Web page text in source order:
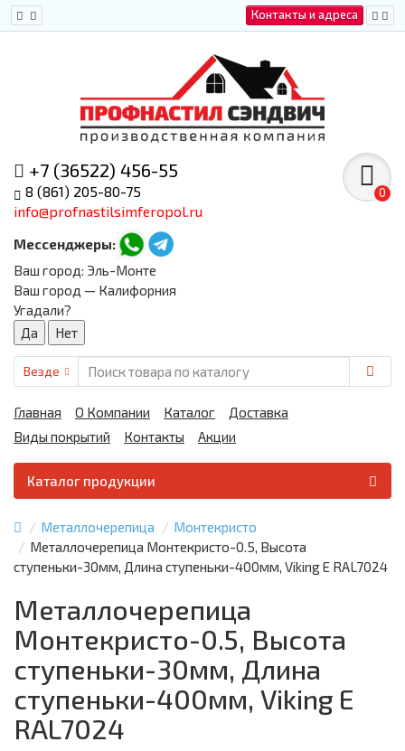
Контакты и адреса
+7 (36522) 456-55
8 (861) 205-80-75
info@profnastilsimferopol.ru
Мессенджеры:
0
Ваш город: Эль-Монте
Ваш город — Калифорния
Угадали?
Везде
Главная О Компании Каталог
Доставка
Виды покрытий
Контакты Акции
Каталог продукции
Металлочерепица
Монтекристо
Металлочерепица Монтекристо-0.5, Высота
ступеньки-30мм, Длина ступеньки-400мм, Viking E RAL7024
Металлочерепица
Монтекристо-0.5, Высота
ступеньки-30мм, Длина
ступеньки-400мм, Viking E
RAL7024